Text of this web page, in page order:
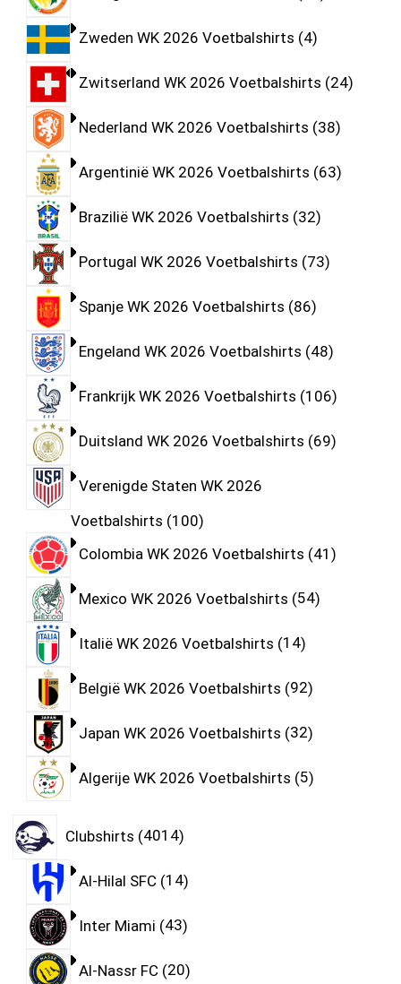
Zweden WK 2026 Voetbalshirts 4
Zwitserland WK 2026 Voetbalshirts 24
Nederland WK 2026 Voetbalshirts 38
Argentinië WK 2026 Voetbalshirts 63
Brazilië WK 2026 Voetbalshirts 32
Portugal WK 2026 Voetbalshirts 73
Spanje WK 2026 Voetbalshirts 86
Engeland WK 2026 Voetbalshirts 48
Frankrijk WK 2026 Voetbalshirts 106
Duitsland WK 2026 Voetbalshirts 69
Verenigde Staten WK 2026
Voetbalshirts 100
Colombia WK 2026 Voetbalshirts 41
Mexico WK 2026 Voetbalshirts 54
Italië WK 2026 Voetbalshirts 14
België WK 2026 Voetbalshirts 92
Japan WK 2026 Voetbalshirts 32
Algerije WK 2026 Voetbalshirts 5
Clubshirts 4014
Al-Hilal SFC 14
Inter Miami 43
Al-Nassr FC 20